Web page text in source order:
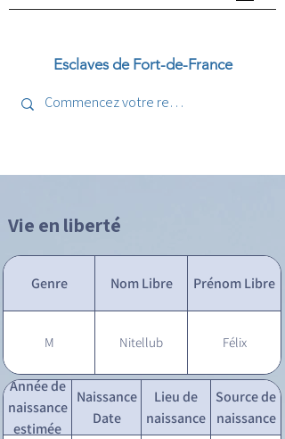
Esclaves de Fort-de-France
Vie en liberté
Genre Nom Libre Prénom Libre
M Nitellub Félix
Année de
naissance
estimée
Naissance
Date
Lieu de
naissance
Source de
naissance